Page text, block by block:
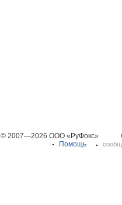
© 2007—2026 ООО «РуФокс»
Помощь